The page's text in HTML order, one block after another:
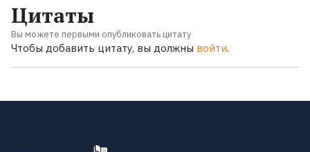
Цитаты
Вы можете первыми опубликовать цитату
Чтобы добавить цитату, вы должны войти.